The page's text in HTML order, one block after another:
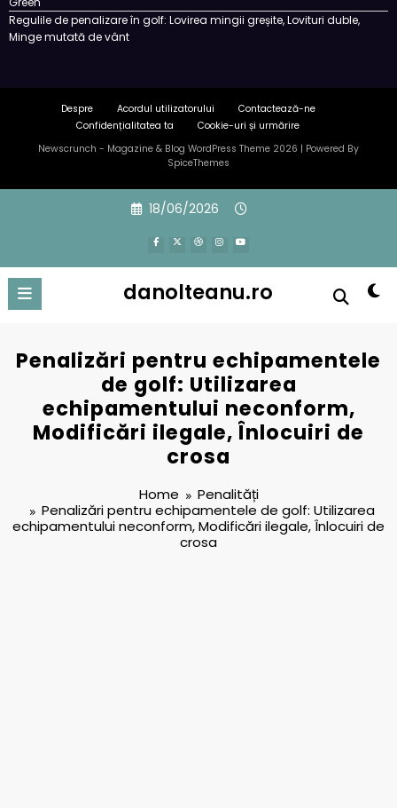
Regulile de penalizare în golf: Lovirea mingii greșite, Lovituri duble,
Minge mutată de vânt
Despre Acordul utilizatorului
Contactează-ne
Confidențialitatea ta
Cookie-uri și urmărire
Newscrunch - Magazine & Blog WordPress Theme 2026 | Powered By
SpiceThemes
18/06/2026
danolteanu.ro
Penalizări pentru echipamentele
de golf: Utilizarea
echipamentului neconform,
Modificări ilegale, Înlocuiri de
crosa
Home
Penalități
Penalizări pentru echipamentele de golf: Utilizarea
echipamentului neconform, Modificări ilegale, Înlocuiri de
crosa